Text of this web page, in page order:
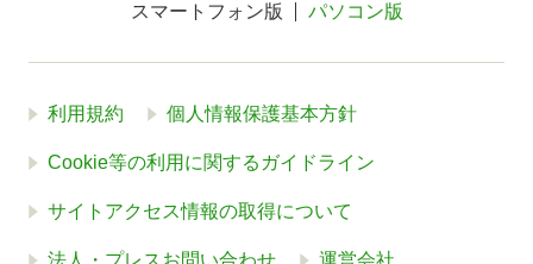
スマートフォン版 パソコン版
利用規約 個人情報保護基本方針
Cookie等の利用に関するガイドライン
サイトアクセス情報の取得について
法人・プレスお問い合わせ 運営会社